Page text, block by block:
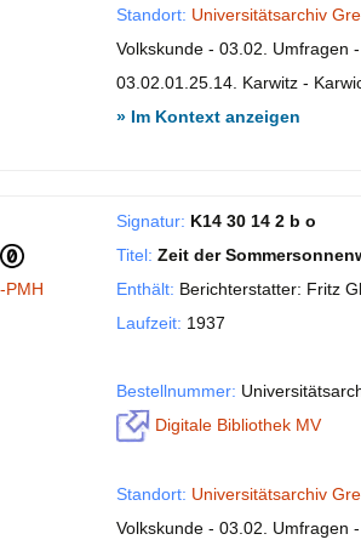
Standort: Universitätsarchiv
Volkskunde - 03.02. Umfragen
03.02.01.25.14. Karwitz -
» Im Kontext anzeigen
PMH
Signatur: K14 30 14 2 b o
Titel: Zeit der
Enthält: Berichterstatter: Fritz
Laufzeit: 1937
Bestellnummer:
Digitale Bibliothek MV
Standort: Universitätsarchiv
Volkskunde - 03.02. Umfragen